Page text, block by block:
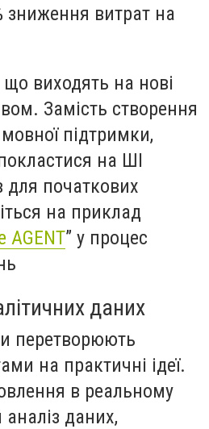
зниження витрат на
виходять на нові
Замість створення
підтримки,
на ШІ
для початкових
на приклад
AGENT” у процес
даних
перетворюють
на практичні ідеї.
в реальному
аналіз даних,